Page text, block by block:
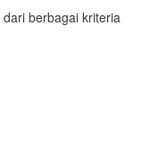
berbagai kriteria